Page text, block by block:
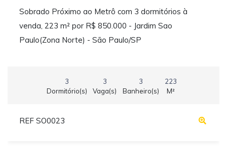
Sobrado Próximo ao Metrô com 3 dormitórios à
venda, 223 m² por R$ 850.000 - Jardim Sao
Paulo(Zona Norte) - São Paulo/SP
3
Dormitório(s)
3
Vaga(s)
3
Banheiro(s)
223
M²
REF SO0023